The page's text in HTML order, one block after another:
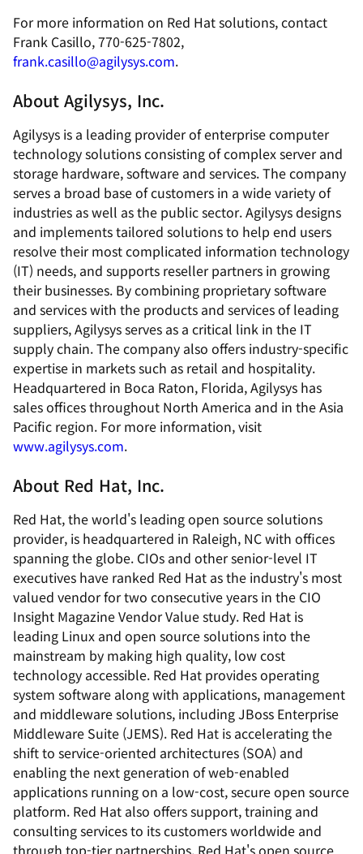
For more information on Red Hat solutions, contact
Frank Casillo, 770-625-7802,
frank.casillo@agilysys.com.
About Agilysys, Inc.
Agilysys is a leading provider of enterprise computer
technology solutions consisting of complex server and
storage hardware, software and services. The company
serves a broad base of customers in a wide variety of
industries as well as the public sector. Agilysys designs
and implements tailored solutions to help end users
resolve their most complicated information technology
(IT) needs, and supports reseller partners in growing
their businesses. By combining proprietary software
and services with the products and services of leading
suppliers, Agilysys serves as a critical link in the IT
supply chain. The company also offers industry-specific
expertise in markets such as retail and hospitality.
Headquartered in Boca Raton, Florida, Agilysys has
sales offices throughout North America and in the Asia
Pacific region. For more information, visit
www.agilysys.com.
About Red Hat, Inc.
Red Hat, the world's leading open source solutions
provider, is headquartered in Raleigh, NC with offices
spanning the globe. CIOs and other senior-level IT
executives have ranked Red Hat as the industry's most
valued vendor for two consecutive years in the CIO
Insight Magazine Vendor Value study. Red Hat is
leading Linux and open source solutions into the
mainstream by making high quality, low cost
technology accessible. Red Hat provides operating
system software along with applications, management
and middleware solutions, including JBoss Enterprise
Middleware Suite (JEMS). Red Hat is accelerating the
shift to service-oriented architectures (SOA) and
enabling the next generation of web-enabled
applications running on a low-cost, secure open source
platform. Red Hat also offers support, training and
consulting services to its customers worldwide and
through top-tier partnerships. Red Hat's open source